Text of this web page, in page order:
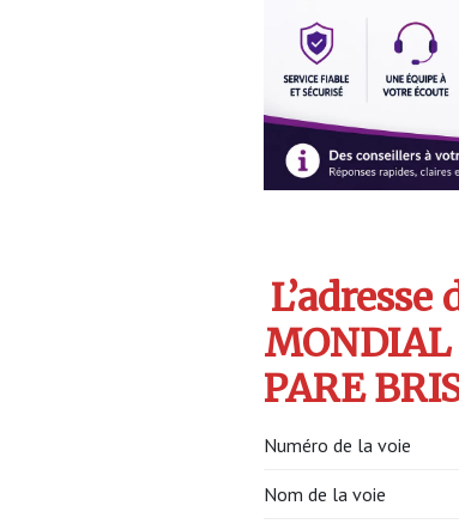
MONDIAL
PARE
Numéro de la voie
Nom de la voie